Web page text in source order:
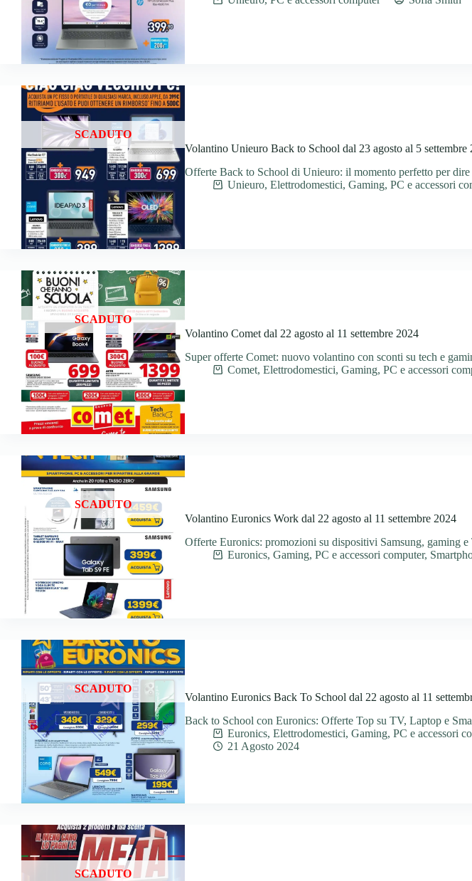
SCADUTO
Volantino Unieuro Back to School dal 23 agosto al 5 settembre
Offerte Back to School di Unieuro: il momento perfetto per
Unieuro, Elettrodomestici, Gaming, PC e accessori
SCADUTO
Volantino Comet dal 22 agosto al 11 settembre 2024
Super offerte Comet: nuovo volantino con sconti su tech e
Comet, Elettrodomestici, Gaming, PC e accessori
SCADUTO
Volantino Euronics Work dal 22 agosto al 11 settembre 2024
Offerte Euronics: promozioni su dispositivi Samsung, gaming
Euronics, Gaming, PC e accessori computer,
SCADUTO
Volantino Euronics Back To School dal 22 agosto al 11
Back to School con Euronics: Offerte Top su TV, Laptop e
Euronics, Elettrodomestici, Gaming, PC e accessori
21 Agosto 2024
SCADUTO